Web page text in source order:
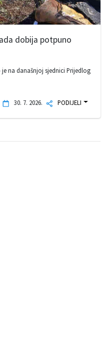
dobija potpuno
na današnjoj sjednici Prijedlog
30. 7. 2026. PODIJELI